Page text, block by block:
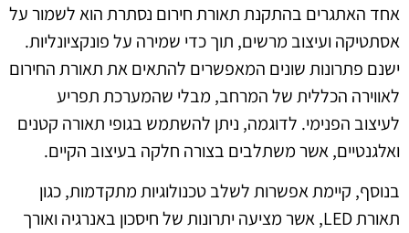
אחד האתגרים בהתקנת תאורת חירום נסתרת הוא לשמור על
אסתטיקה ועיצוב מרשים, תוך כדי שמירה על פונקציונליות.
ישנם פתרונות שונים המאפשרים להתאים את תאורת החירום
לאווירה הכללית של המרחב, מבלי שהמערכת תפריע
לעיצוב הפנימי. לדוגמה, ניתן להשתמש בגופי תאורה קטנים
ואלגנטיים, אשר משתלבים בצורה חלקה בעיצוב הקיים.
בנוסף, קיימת אפשרות לשלב טכנולוגיות מתקדמות, כגון
תאורת LED, אשר מציעה יתרונות של חיסכון באנרגיה ואורך